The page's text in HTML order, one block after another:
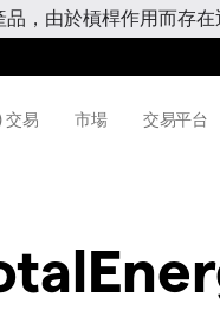
，由於槓桿作用而存
交易 市場 交易平台